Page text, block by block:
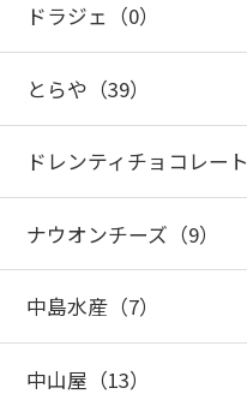
ドラジェ （0）
とらや （39）
ドレンティチョコレート
ナウオンチーズ （9）
中島水産（7）
中山屋 （13）